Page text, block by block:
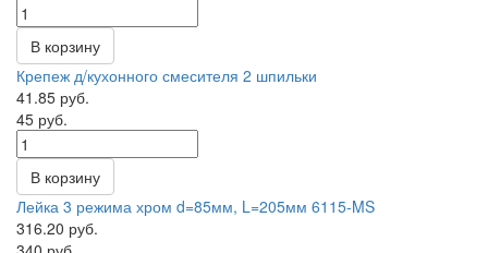
В корзину
Крепеж д/кухонного смесителя 2 шпильки
41.85 руб.
45 руб.
В корзину
Лейка 3 режима хром d=85мм, L=205мм 6115-MS
316.20 руб.